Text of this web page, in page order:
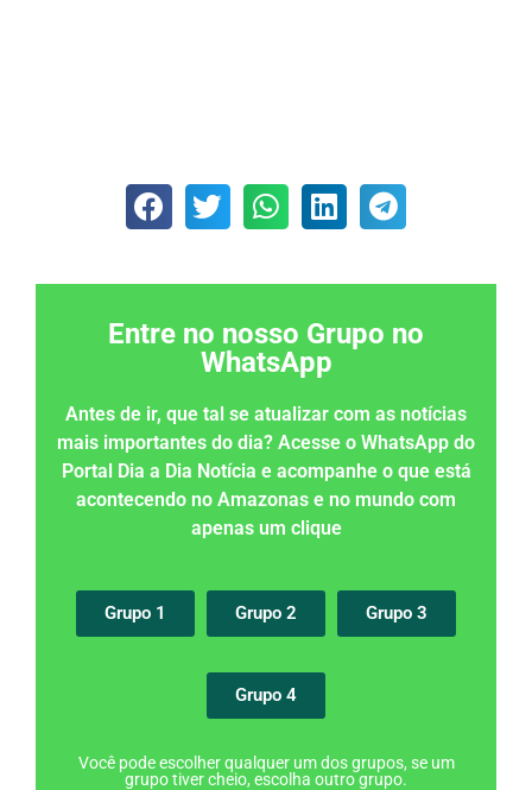
Entre no nosso Grupo no
WhatsApp
Antes de ir, que tal se atualizar com as notícias
mais importantes do dia? Acesse o WhatsApp do
Portal Dia a Dia Notícia e acompanhe o que está
acontecendo no Amazonas e no mundo com
apenas um clique
Grupo 1 Grupo 2 Grupo 3
Grupo 4
Você pode escolher qualquer um dos grupos, se um
grupo tiver cheio, escolha outro grupo.